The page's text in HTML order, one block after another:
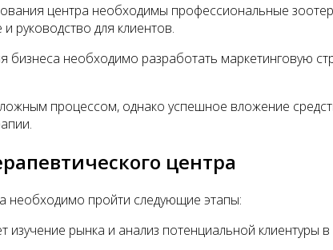
центра необходимы профессиональные
руководство для клиентов.
бизнеса необходимо разработать маркетинговую
процессом, однако успешное вложение
центра
необходимо пройти следующие этапы:
рынка и анализ потенциальной